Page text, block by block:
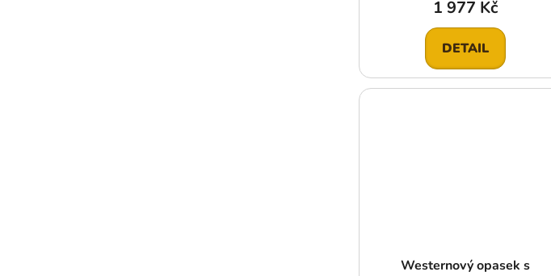
1 977 Kč
DETAIL
Westernový opasek s